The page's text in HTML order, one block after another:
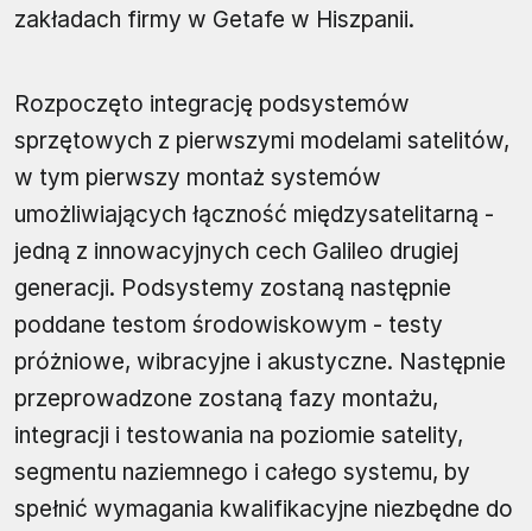
zakładach firmy w Getafe w Hiszpanii.
Rozpoczęto integrację podsystemów
sprzętowych z pierwszymi modelami satelitów,
w tym pierwszy montaż systemów
umożliwiających łączność międzysatelitarną -
jedną z innowacyjnych cech Galileo drugiej
generacji. Podsystemy zostaną następnie
poddane testom środowiskowym - testy
próżniowe, wibracyjne i akustyczne. Następnie
przeprowadzone zostaną fazy montażu,
integracji i testowania na poziomie satelity,
segmentu naziemnego i całego systemu, by
spełnić wymagania kwalifikacyjne niezbędne do